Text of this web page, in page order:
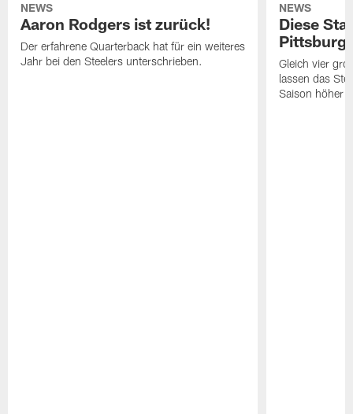
NEWS
Aaron Rodgers ist zurück!
Der erfahrene Quarterback hat für ein weiteres
Jahr bei den Steelers unterschrieben.
NEWS
Diese
Gleich vier
lassen das
Saison höher